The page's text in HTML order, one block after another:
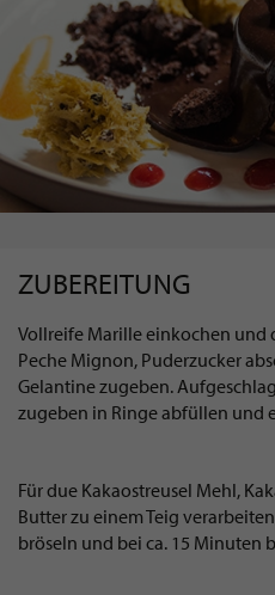
ZUBEREITUNG
Vollreife Marille einkochen und
Peche Mignon, Puderzucker
Gelantine zugeben.
zugeben in Ringe abfüllen und
Für due Kakaostreusel Mehl,
Butter zu einem Teig
bröseln und bei ca. 15 Minuten